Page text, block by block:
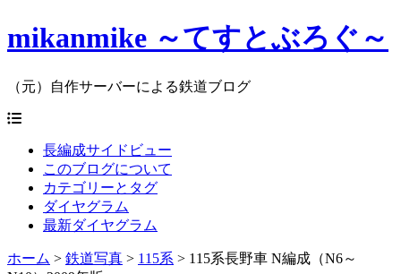
mikanmike ～てすとぶろぐ～
（元）自作サーバーによる鉄道ブログ
長編成サイドビュー
このブログについて
カテゴリーとタグ
ダイヤグラム
最新ダイヤグラム
ホーム > 鉄道写真 > 115系 > 115系長野車 N編成（N6～